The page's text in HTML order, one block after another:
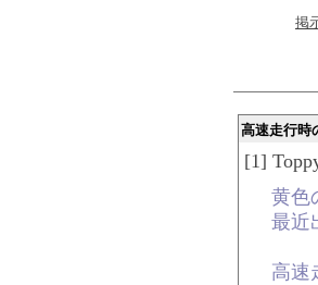
掲
高速走行時
[1]
黄色
最近
高速